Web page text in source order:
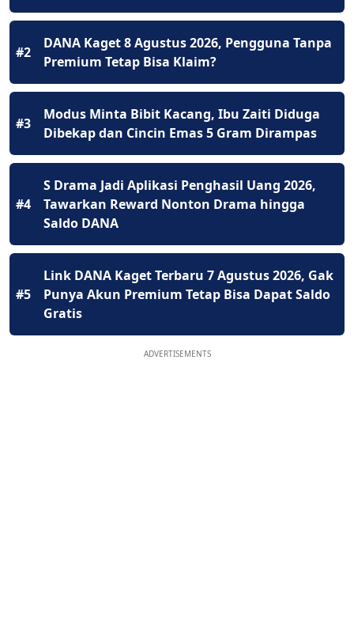
#2
DANA Kaget 8 Agustus 2026, Pengguna Tanpa
Premium Tetap Bisa Klaim?
#3
Modus Minta Bibit Kacang, Ibu Zaiti Diduga
Dibekap dan Cincin Emas 5 Gram Dirampas
#4
S Drama Jadi Aplikasi Penghasil Uang 2026,
Tawarkan Reward Nonton Drama hingga
Saldo DANA
#5
Link DANA Kaget Terbaru 7 Agustus 2026, Gak
Punya Akun Premium Tetap Bisa Dapat Saldo
Gratis
ADVERTISEMENTS